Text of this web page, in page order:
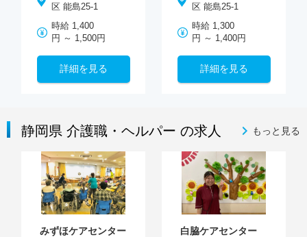
区 能島25-1
時給 1,400
円 ～ 1,500円
詳細を見る
区 能島25-1
時給 1,300
円 ～ 1,400円
詳細を見る
静岡県 介護職・ヘルパー の求人 もっと見る
みずほケアセンター 白脇ケアセンター